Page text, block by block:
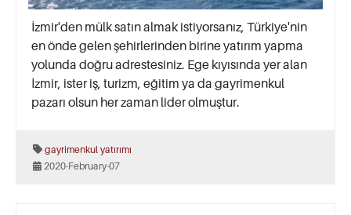
İzmir'den mülk satın almak istiyorsanız, Türkiye'nin
en önde gelen şehirlerinden birine yatırım yapma
yolunda doğru adrestesiniz. Ege kıyısında yer alan
İzmir, ister iş, turizm, eğitim ya da gayrimenkul
pazarı olsun her zaman lider olmuştur.
gayrimenkul yatırımı
2020-February-07